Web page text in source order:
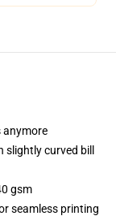
anymore
curved bill
gsm
seamless printing